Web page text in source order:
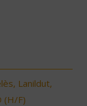
Lanildut,
(H/F)